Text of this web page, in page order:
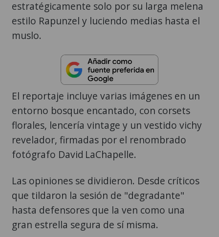
estratégicamente solo por su larga melena
estilo Rapunzel y luciendo medias hasta el
muslo.
El reportaje incluye varias imágenes en un
entorno bosque encantado, con corsets
florales, lencería vintage y un vestido vichy
revelador, firmadas por el renombrado
fotógrafo David LaChapelle.
Las opiniones se dividieron. Desde críticos
que tildaron la sesión de "degradante"
hasta defensores que la ven como una
gran estrella segura de sí misma.